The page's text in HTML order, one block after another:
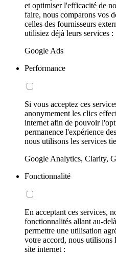
et optimiser l'efficacité de
faire, nous comparons vos
celles des fournisseurs
utilisiez déjà leurs services :
Google Ads
Performance
Si vous acceptez ces
anonymement les clics
internet afin de pouvoir
permanence l'expérience
nous utilisons les services
Google Analytics, Clarity,
Fonctionnalité
En acceptant ces services,
fonctionnalités allant au-
permettre une utilisation
votre accord, nous utilisons
site internet :